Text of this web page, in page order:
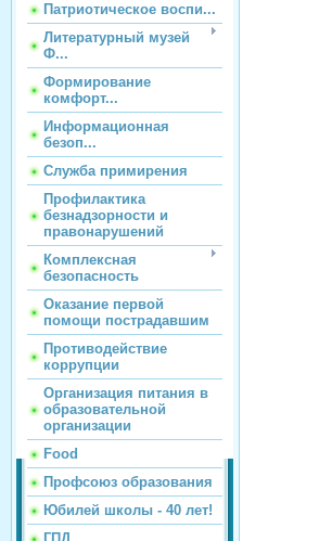
Патриотическое воспи...
Литературный музей
Ф...
Формирование
комфорт...
Информационная
безоп...
Служба примирения
Профилактика
безнадзорности и
правонарушений
Комплексная
безопасность
Оказание первой
помощи пострадавшим
Противодействие
коррупции
Организация питания в
образовательной
организации
Food
Профсоюз образования
Юбилей школы - 40 лет!